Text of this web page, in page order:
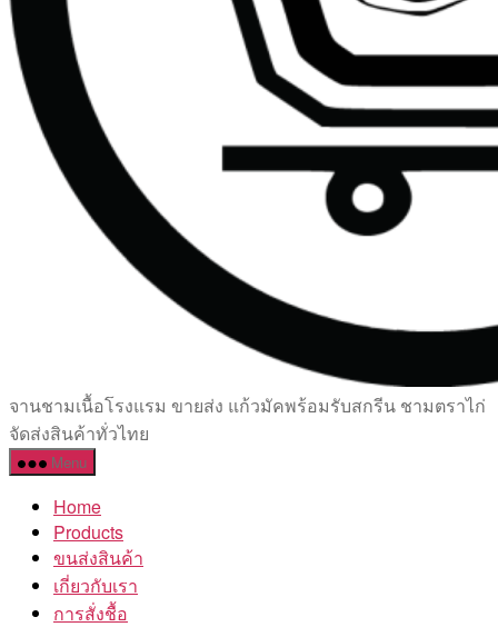
เซรามิค
ครบ
ครัน
โรงงาน
จานชามเนื้อโรงแรม ขายส่ง แก้วมัคพร้อมรับสกรีน ชามตราไก่
จัดส่งสินค้าทั่วไทย
Menu
Home
Products
ขนส่งสินค้า
เกี่ยวกับเรา
การสั่งชื้อ